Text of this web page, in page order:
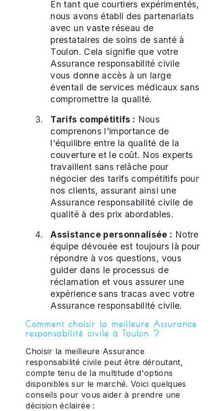
En tant que courtiers expérimentés,
nous avons établi des partenariats
avec un vaste réseau de
prestataires de soins de santé à
Toulon. Cela signifie que votre
Assurance responsabilité civile
vous donne accès à un large
éventail de services médicaux sans
compromettre la qualité.
Tarifs compétitifs : Nous
comprenons l'importance de
l'équilibre entre la qualité de la
couverture et le coût. Nos experts
travaillent sans relâche pour
négocier des tarifs compétitifs pour
nos clients, assurant ainsi une
Assurance responsabilité civile de
qualité à des prix abordables.
Assistance personnalisée : Notre
équipe dévouée est toujours là pour
répondre à vos questions, vous
guider dans le processus de
réclamation et vous assurer une
expérience sans tracas avec votre
Assurance responsabilité civile.
Comment choisir la meilleure Assurance
responsabilité civile à Toulon ?
Choisir la meilleure Assurance
responsabilité civile peut être déroutant,
compte tenu de la multitude d'options
disponibles sur le marché. Voici quelques
conseils pour vous aider à prendre une
décision éclairée :